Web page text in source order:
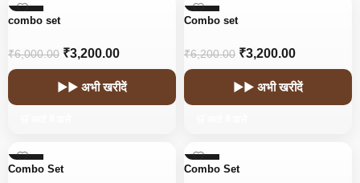
-47%
combo set
₹6,000.00 ₹3,200.00
▶▶ अभी खरीदें
-48%
Combo set
₹6,200.00 ₹3,200.00
▶▶ अभी खरीदें
-50%
Combo Set
-55%
Combo Set